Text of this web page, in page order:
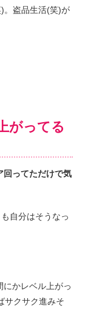
。盗品生活(笑)が
がってる
回ってただけで気
自分はそうなっ
かレベル上がっ
サクサク進みそ